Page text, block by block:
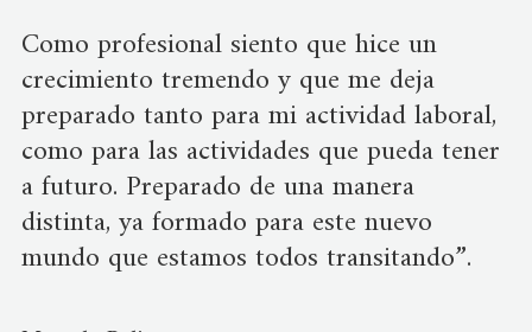
Como profesional siento que hice un
crecimiento tremendo y que me deja
preparado tanto para mi actividad laboral,
como para las actividades que pueda tener
a futuro. Preparado de una manera
distinta, ya formado para este nuevo
mundo que estamos todos transitando”.